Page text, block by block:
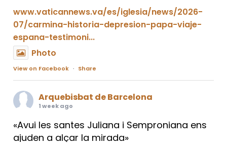
www.vaticannews.va/es/iglesia/news/2026-
07/carmina-historia-depresion-papa-viaje-
espana-testimoni...
Photo
View on Facebook · Share
Arquebisbat de Barcelona
1 week ago
«Avui les santes Juliana i Semproniana ens
ajuden a alçar la mirada»